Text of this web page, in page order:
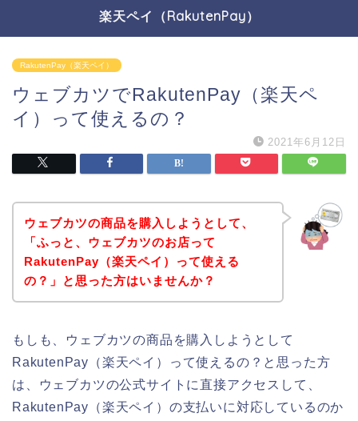
楽天ペイ（RakutenPay）
RakutenPay（楽天ペイ）
ウェブカツでRakutenPay（楽天ペ
イ）って使えるの？
2021年6月12日
ウェブカツの商品を購入しようとして、
「ふっと、ウェブカツのお店って
RakutenPay（楽天ペイ）って使える
の？」と思った方はいませんか？
もしも、ウェブカツの商品を購入しようとして
RakutenPay（楽天ペイ）って使えるの？と思った方
は、ウェブカツの公式サイトに直接アクセスして、
RakutenPay（楽天ペイ）の支払いに対応しているのか